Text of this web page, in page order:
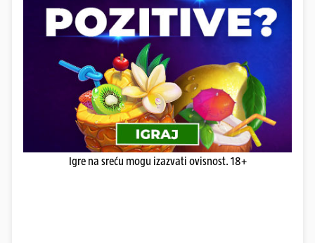
Igre na sreću mogu izazvati ovisnost. 18+